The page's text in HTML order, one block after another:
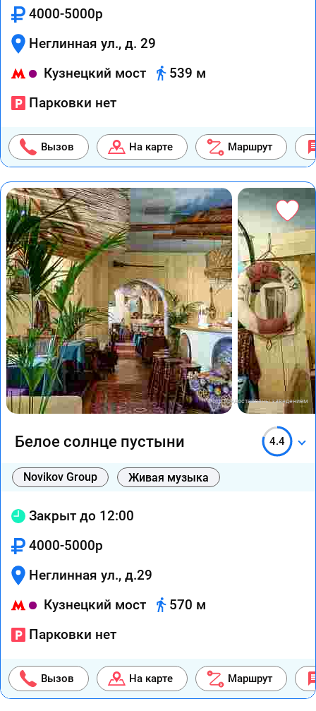
4000-5000р
Неглинная ул., д. 29
Кузнецкий мост
539 м
Парковки нет
Вызов На карте Маршрут
Фото предоставлены заведением
Белое солнце пустыни 4.4
Novikov Group Живая музыка
Закрыт до 12:00
4000-5000р
Неглинная ул., д.29
Кузнецкий мост
570 м
Парковки нет
Вызов На карте Маршрут